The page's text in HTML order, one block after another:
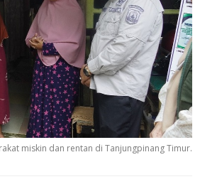
miskin dan rentan di Tanjungpinang Timur.